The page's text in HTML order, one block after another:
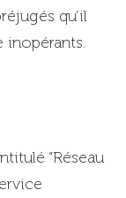
qu’il
inopérants.
“Réseau